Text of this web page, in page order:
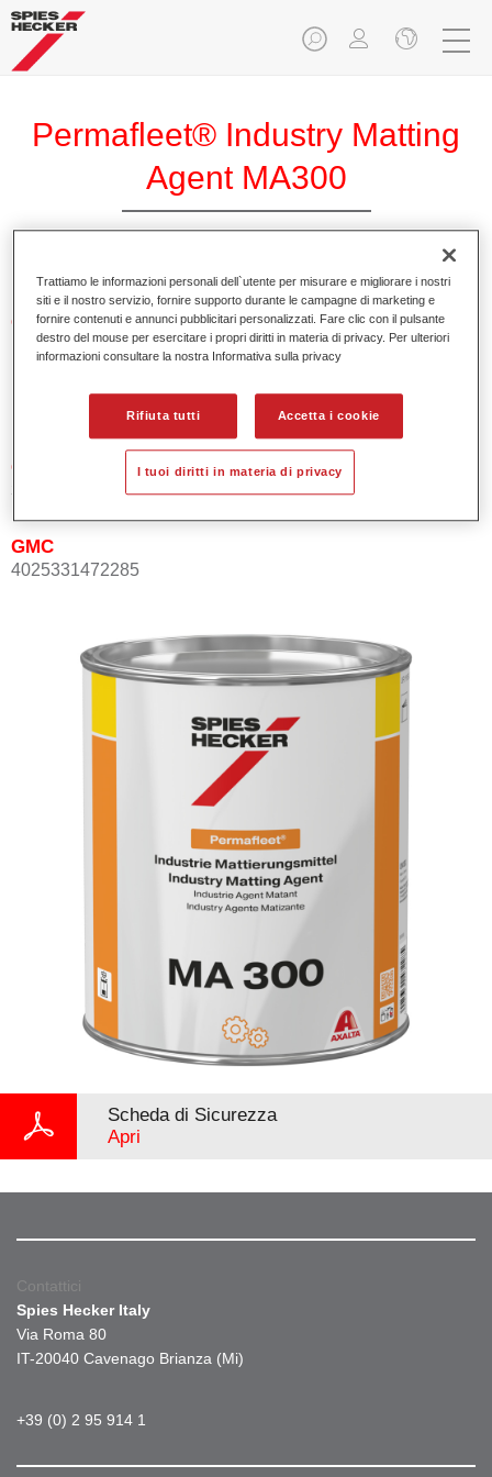
Permafleet® Industry Matting
Agent MA300
Caratteristiche del prodotto
Product Variant
Codice materiale
35003000
GMC
4025331472285
Scheda di Sicurezza
Apri
Contattici
Spies Hecker Italy
Via Roma 80
IT-20040 Cavenago Brianza (Mi)
+39 (0) 2 95 914 1
Trattiamo le informazioni personali dell`utente per misurare e migliorare i nostri
siti e il nostro servizio, fornire supporto durante le campagne di marketing e
fornire contenuti e annunci pubblicitari personalizzati. Fare clic con il pulsante
destro del mouse per esercitare i propri diritti in materia di privacy. Per ulteriori
informazioni consultare la nostra Informativa sulla privacy
Rifiuta tutti Accetta i cookie
I tuoi diritti in materia di privacy